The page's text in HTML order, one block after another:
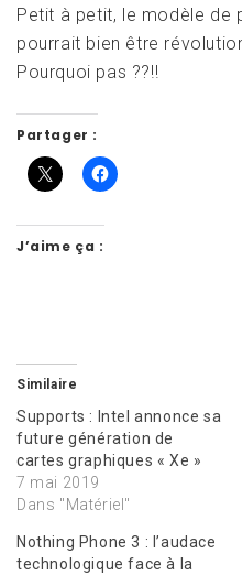
Petit à petit, le modèle de
pourrait bien être
Pourquoi pas ??!!
Partager :
J’aime ça :
Similaire
Supports : Intel annonce sa
future génération de
cartes graphiques « Xe »
7 mai 2019
Dans "Matériel"
Nothing Phone 3 : l’audace
technologique face à la